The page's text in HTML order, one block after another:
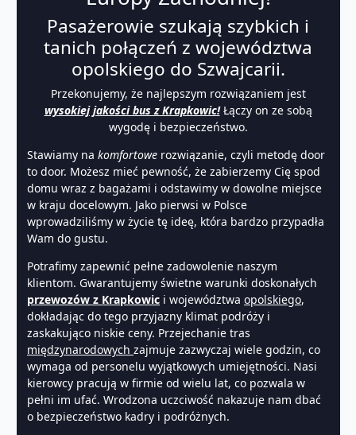
Pasażerowie szukają szybkich i
tanich połączeń z województwa
opolskiego do Szwajcarii.
Przekonujemy, że najlepszym rozwiązaniem jest
wysokiej jakości bus z Krapkowic!Łączy on ze sobą
wygodę i bezpieczeństwo.
Stawiamy na komfortowe rozwiązanie, czyli metodę door
to door. Możesz mieć pewność, że zabierzemy Cię spod
domu wraz z bagażami i odstawimy w dowolne miejsce
w kraju docelowym. Jako pierwsi w Polsce
wprowadziliśmy w życie tę ideę, która bardzo przypadła
Wam do gustu.
Potrafimy zapewnić pełne zadowolenie naszym
klientom. Gwarantujemy świetne warunki doskonałych
przewozów z Krapkowic i województwa opolskiego,
dokładając do tego przyjazny klimat podróży i
zaskakująco niskie ceny. Przejechanie tras
międzynarodowych zajmuje zazwyczaj wiele godzin, co
wymaga od personelu wyjątkowych umiejętności. Nasi
kierowcy pracują w firmie od wielu lat, co pozwala w
pełni im ufać. Wrodzona uczciwość nakazuje nam dbać
o bezpieczeństwo kadry i podróżnych.